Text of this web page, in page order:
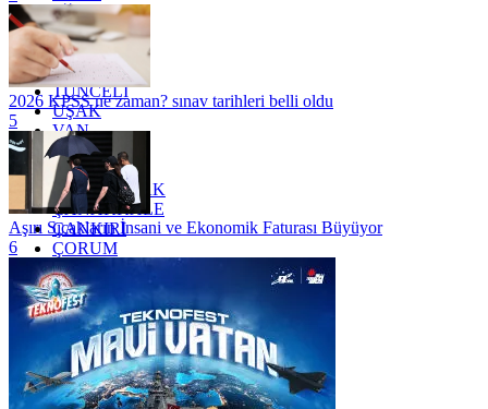
SİİRT
TEKİRDAĞ
TOKAT
TRABZON
TUNCELİ
UŞAK
VAN
YALOVA
YOZGAT
ZONGULDAK
ÇANAKKALE
ÇANKIRI
ÇORUM
İSTANBUL
İZMİR
ŞANLIURFA
ŞIRNAK
2026 KPSS ne zaman? sınav tarihleri belli oldu
5
Aşırı Sıcakların İnsani ve Ekonomik Faturası Büyüyor
6